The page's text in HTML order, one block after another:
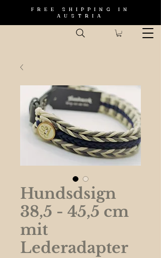
FREE SHIPPING IN
AUSTRIA
Hundsdsign
38,5 - 45,5 cm
mit
Lederadapter